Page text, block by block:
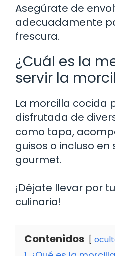
Asegúrate de
adecuadamente
frescura.
¿Cuál es la
servir la
La morcilla cocida
disfrutada de
como tapa,
guisos o incluso en
gourmet.
¡Déjate llevar por
culinaria!
Contenidos